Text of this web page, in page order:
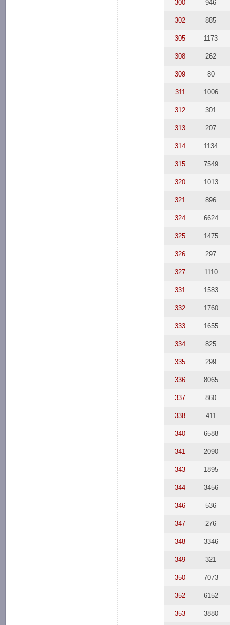
300 946
302 885
305 1173
308 262
309 80
311 1006
312 301
313 207
314 1134
315 7549
320 1013
321 896
324 6624
325 1475
326 297
327 1110
331 1583
332 1760
333 1655
334 825
335 299
336 8065
337 860
338 411
340 6588
341 2090
343 1895
344 3456
346 536
347 276
348 3346
349 321
350 7073
352 6152
353 3880